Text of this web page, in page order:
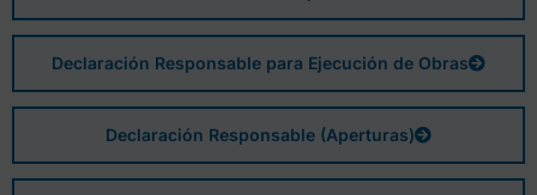
Declaración Responsable para Ejecución de Obras
Declaración Responsable (Aperturas)